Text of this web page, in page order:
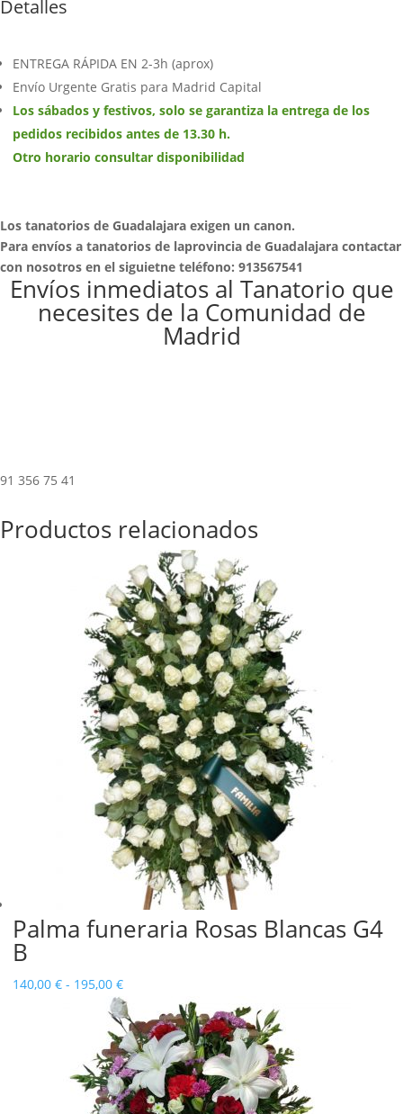
Detalles
ENTREGA RÁPIDA EN 2-3h (aprox)
Envío Urgente Gratis para Madrid Capital
Los sábados y festivos, solo se garantiza la entrega de los
pedidos recibidos antes de 13.30 h.
Otro horario consultar disponibilidad
Los tanatorios de Guadalajara exigen un canon.
Para envíos a tanatorios de laprovincia de Guadalajara contactar
con nosotros en el siguietne teléfono: 913567541
Envíos inmediatos al Tanatorio que
necesites de la Comunidad de
Madrid
91 356 75 41
Productos relacionados
Palma funeraria Rosas Blancas G4
B
140,00 € - 195,00 €Rango
de
precios:
desde
140,00 €
hasta